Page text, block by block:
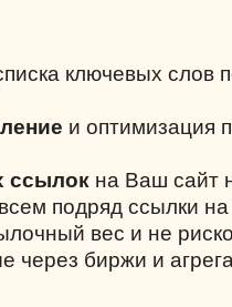
ключевых слов
и оптимизация
ссылок на Ваш сайт
подряд ссылки
вес и не
через биржи и